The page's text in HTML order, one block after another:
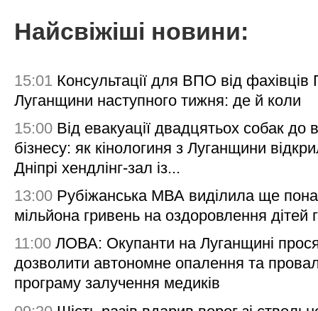
Найсвіжіші новини:
15:01 Консультації для ВПО від
Луганщини наступного тижня: де й коли
15:00 Від евакуації двадцятьох собак до
бізнесу: як кінологиня з Луганщини
Дніпрі хендлінг-зал із...
13:00 Рубіжанська МВА виділила ще
мільйона гривень на оздоровлення дітей
11:00 ЛОВА: Окупанти на Луганщині
дозволити автономне опалення та
програму залучення медиків